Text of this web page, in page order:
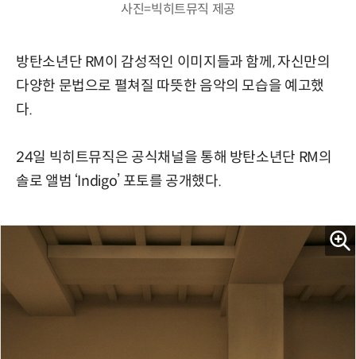
사진=빅히트뮤직 제공
방탄소년단 RM이 감성적인 이미지들과 함께, 자신만의
다양한 문법으로 펼쳐질 따뜻한 음악의 모습을 예고했
다.
24일 빅히트뮤직은 공식채널을 통해 방탄소년단 RM의
솔로 앨범 ‘Indigo’ 포토를 공개했다.